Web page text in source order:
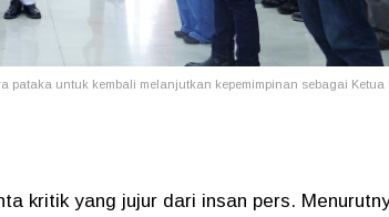
pataka untuk kembali melanjutkan kepemimpinan sebagai Ketua
kritik yang jujur dari insan pers.